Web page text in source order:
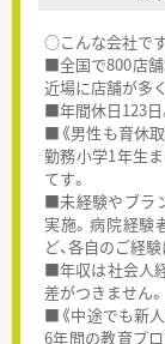
○こんな会社で
■全国で800店舗
近場に店舗が多
■年間休日123日
■《男性も育休
勤務小学1年生
てす。
■未経験やブラ
実施。病院経験
ど、各自のご経
■年収は社会人
差がつきません。
■《中途でも新
6年間の教育プ